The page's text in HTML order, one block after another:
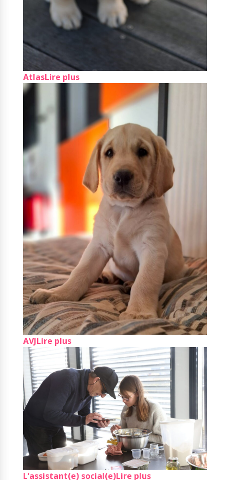
AVJ Lire plus